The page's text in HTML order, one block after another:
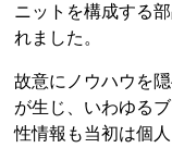
ニットを構成する
れました。
故意にノウハウを
が生じ、いわゆる
性情報も当初は個